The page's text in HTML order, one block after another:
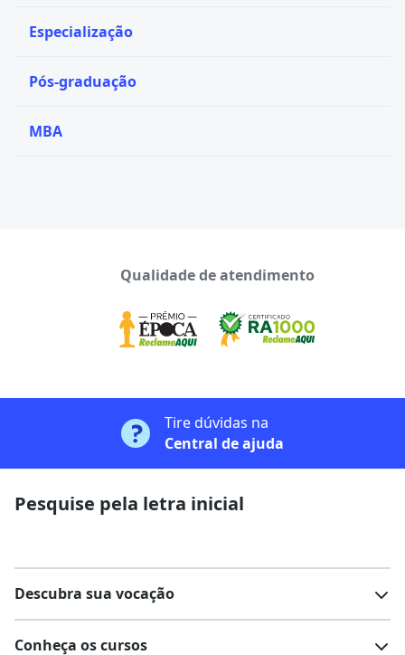
Especialização
Pós-graduação
MBA
Qualidade de atendimento
Tire dúvidas na
Central de ajuda
Pesquise pela letra inicial
Descubra sua vocação
Conheça os cursos